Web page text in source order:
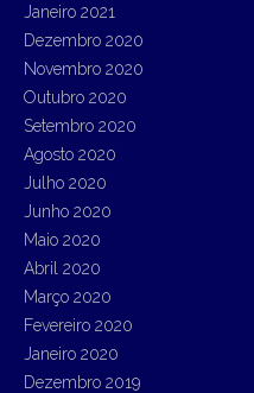
Janeiro 2021
Dezembro 2020
Novembro 2020
Outubro 2020
Setembro 2020
Agosto 2020
Julho 2020
Junho 2020
Maio 2020
Abril 2020
Março 2020
Fevereiro 2020
Janeiro 2020
Dezembro 2019